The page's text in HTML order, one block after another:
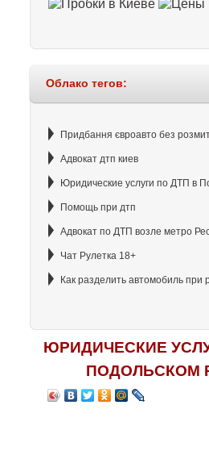
Облако тегов:
Придбання євроавто без
Адвокат дтп киев
Юридические услуги по ДТП в
Помощь при дтп
Адвокат по ДТП возле метро
Чат Рулетка 18+
Как разделить автомобиль при
ЮРИДИЧЕСКИЕ
ПОДОЛЬСКОМ